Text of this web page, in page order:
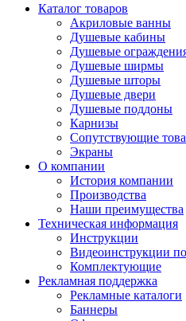
Каталог товаров
Акриловые ванны
Душевые кабины
Душевые
Душевые ширмы
Душевые шторы
Душевые двери
Душевые поддоны
Карнизы
Сопутствующие
Экраны
О компании
История компании
Производства
Наши преимущества
Техническая информация
Инструкции
Видеоинструкции
Комплектующие
Рекламная поддержка
Рекламные каталоги
Баннеры